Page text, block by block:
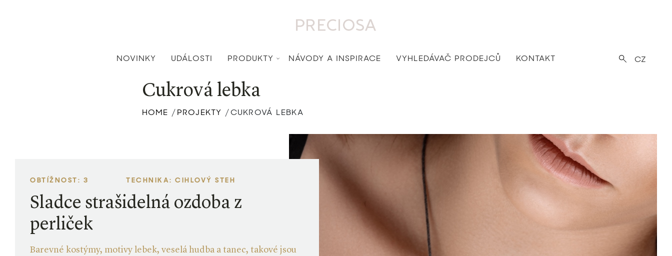
CZ
NOVINKY UDÁLOSTI PRODUKTY NÁVODY A INSPIRACE VYHLEDÁVAČ PRODEJCŮ KONTAKT
Cukrová lebka
HOME / PROJEKTY / CUKROVÁ LEBKA
OBTÍŽNOST: 3 TECHNIKA: CIHLOVÝ STEH
Sladce strašidelná ozdoba z
perliček
Barevné kostýmy, motivy lebek, veselá hudba a tanec, takové jsou